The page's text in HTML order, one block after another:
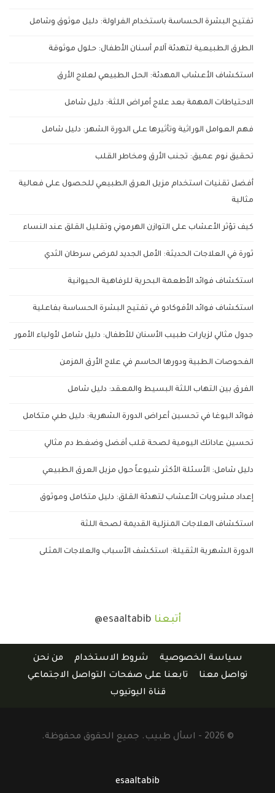
تفتيح البشرة الحساسة باستخدام الفراولة: دليل موثوق وشامل
الطرق الطبيعية لتهدئة آلام أسنان الأطفال: حلول موثوقة
استكشاف الأعشاب المهدئة: الحل الطبيعي لعلاج الأرق
الاحتياطات المهمة بعد علاج أمراض اللثة: دليل شامل
فهم العوامل الوراثية وتأثيرها على الدورة الشهر: دليل شامل
تحقيق نوم عميق: تجنب الأرق ومخاطر القلب
أفضل تقنيات استخدام مزيل العرق الطبيعي للحصول على فعالية
مثالية
كيف تؤثر الأعشاب على التوازن الهرموني وتقليل القلق عند النساء
ثورة في العلاجات الحديثة: الأمل الجديد لمرضى سرطان الثدي
استكشاف فوائد الأطعمة البحرية للرفاهية الحيوانية
استكشاف فوائد الأفوكادو في تفتيح البشرة الحساسة بفاعلية
جدول مثالي لزيارات طبيب الأسنان للأطفال: دليل شامل لأولياء الأمور
الفحوصات الطبية ودورها الحاسم في علاج الأرق المزمن
الفرق بين التهاب اللثة البسيط والمعقد: دليل شامل
فوائد اليوغا في تحسين أعراض الدورة الشهرية: دليل طبي متكامل
تحسين عاداتك اليومية لصحة قلب أفضل وضغط دم مثالي
دليل شامل: الأسئلة الأكثر شيوعاً حول مزيل العرق الطبيعي
إعداد مشروبات الأعشاب لتهدئة القلق: دليل متكامل وموثوق
استكشاف العلاجات المنزلية القديمة لصحة اللثة
الدورة الشهرية الثقيلة: استكشف الأسباب والعلاجات المثلى
أتبعنا @esaaltabib
سياسة الخصوصية شروط الاستخدام
من نحن
تواصل معنا
تابعنا على صفحات التواصل الاجتماعي
قناة اليوتيوب
© 2026 - اسأل طبيب. جميع الحقوق محفوظة.
esaaltabib